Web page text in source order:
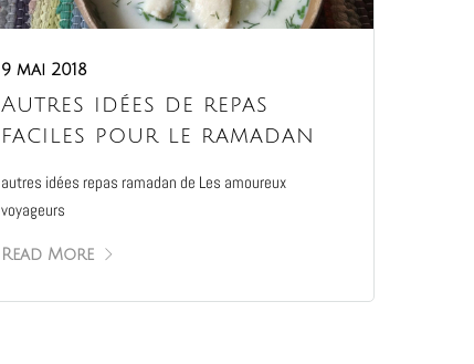
9 mai 2018
Autres idées de repas
faciles pour le ramadan
autres idées repas ramadan de Les amoureux
voyageurs
Read More